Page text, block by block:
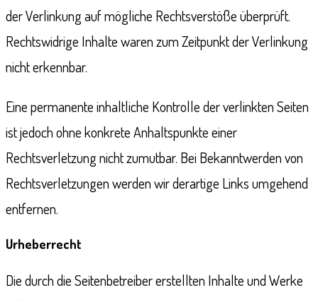
der Verlinkung auf mögliche Rechtsverstöße überprüft.
Rechtswidrige Inhalte waren zum Zeitpunkt der Verlinkung
nicht erkennbar.
Eine permanente inhaltliche Kontrolle der verlinkten Seiten
ist jedoch ohne konkrete Anhaltspunkte einer
Rechtsverletzung nicht zumutbar. Bei Bekanntwerden von
Rechtsverletzungen werden wir derartige Links umgehend
entfernen.
Urheberrecht
Die durch die Seitenbetreiber erstellten Inhalte und Werke